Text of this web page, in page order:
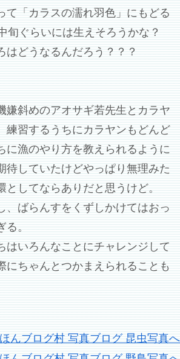
て「カラスの濡れ羽色」にもどる
旬ぐらいには生えそろうかな？
はどうなるんだろう？？？
嫌斜めのアオサギ若先生とカラヤ
練習するうちにカラヤンもどんど
に漁のやり方を教えられるように
待していたけどやっぱり無理みた
としてならありだと思うけど。
、ばらんすをくずしかけてはおっ
。
はいろんなことにチャレンジして
にちゃんとつかまえられることも